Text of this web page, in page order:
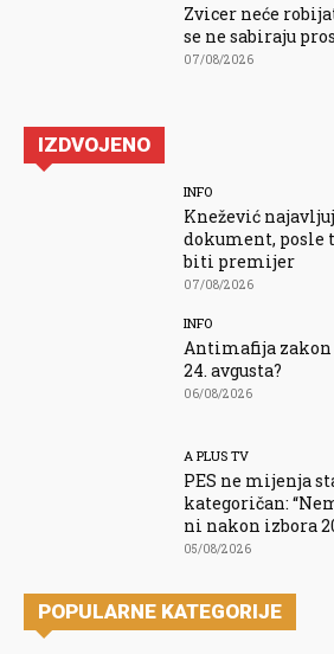
Zvicer neće
se ne sabiraju
07/08/2026
IZDVOJENO
INFO
Knežević
dokument, posle
biti premijer
07/08/2026
INFO
Antimafija
24. avgusta?
06/08/2026
A PLUS TV
PES ne mijenja
kategoričan:
ni nakon izbora
05/08/2026
POPULARNE KATEGORIJE